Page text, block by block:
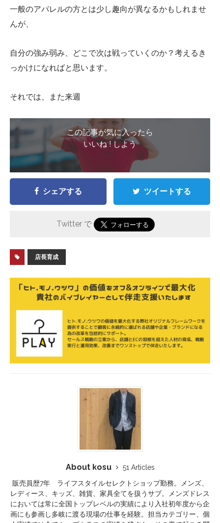
一般のアパレルの方とは少し趣向が異なるかもしれませ
んが、
自分の強み弱み、どこで次は戦っていくのか？考えるき
っかけになればと思います。
それでは、また来週
この記事が気に入ったら
いいね ! しよう
シェアする ツイートする
Twitter で
店長育成
About kosu
51 Articles
販売員歴7年 ライフスタイルセレクトショップ勤務。メンズ、
レディース、キッズ、雑貨、家具全てを扱うサブ。メンズドレス
においては常に全国トップレベルの実績により入社初年度から企
画にも参画し多岐に渡る現場の仕事を経験。担当カテゴリー、個